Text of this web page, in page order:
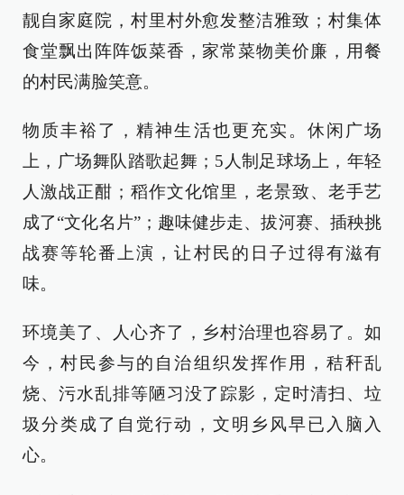
靓自家庭院，村里村外愈发整洁雅致；村集体
食堂飘出阵阵饭菜香，家常菜物美价廉，用餐
的村民满脸笑意。
物质丰裕了，精神生活也更充实。休闲广场
上，广场舞队踏歌起舞；5人制足球场上，年轻
人激战正酣；稻作文化馆里，老景致、老手艺
成了“文化名片”；趣味健步走、拔河赛、插秧挑
战赛等轮番上演，让村民的日子过得有滋有
味。
环境美了、人心齐了，乡村治理也容易了。如
今，村民参与的自治组织发挥作用，秸秆乱
烧、污水乱排等陋习没了踪影，定时清扫、垃
圾分类成了自觉行动，文明乡风早已入脑入
心。